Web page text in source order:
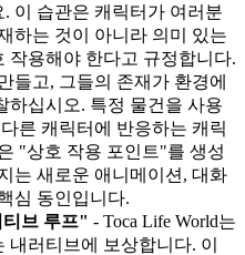
이 습관은 캐릭터가 여러분
하는 것이 아니라 의미 있는
작용해야 한다고 규정합니다.
들고, 그들의 존재가 환경에
하십시오. 특정 물건을 사용
른 캐릭터에 반응하는 캐릭
"상호 작용 포인트"를 생성
는 새로운 애니메이션, 대화
심 동인입니다.
브 루프" - Toca Life World는
러티브에 보상합니다. 이